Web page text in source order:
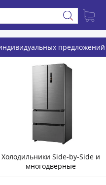
предложений
Холодильники Side-by-Side и
многодверные